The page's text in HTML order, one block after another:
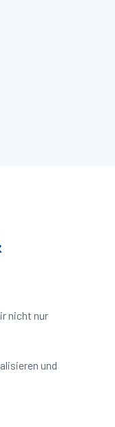
nicht nur
und